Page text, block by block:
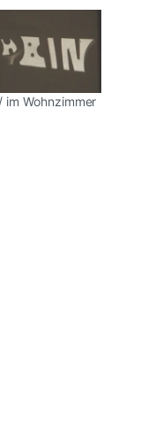
im Wohnzimmer